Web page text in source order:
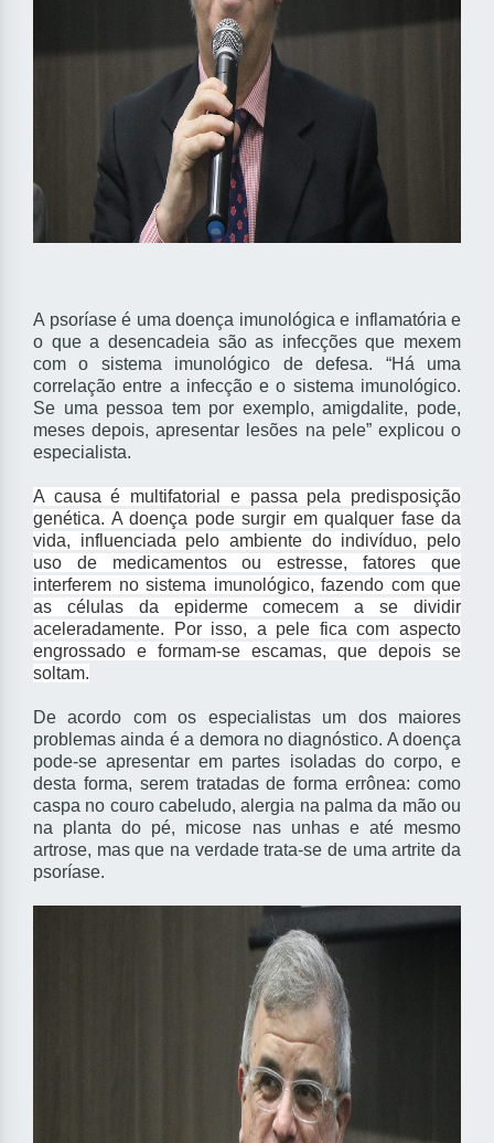
A psoríase é uma doença imunológica e inflamatória e
o que a desencadeia são as infecções que mexem
com o sistema imunológico de defesa. “Há uma
correlação entre a infecção e o sistema imunológico.
Se uma pessoa tem por exemplo, amigdalite, pode,
meses depois, apresentar lesões na pele” explicou o
especialista.
A causa é multifatorial e passa pela predisposição
genética. A doença pode surgir em qualquer fase da
vida, influenciada pelo ambiente do indivíduo, pelo
uso de medicamentos ou estresse, fatores que
interferem no sistema imunológico, fazendo com que
as células da epiderme comecem a se dividir
aceleradamente. Por isso, a pele fica com aspecto
engrossado e formam-se escamas, que depois se
soltam.
De acordo com os especialistas um dos maiores
problemas ainda é a demora no diagnóstico. A doença
pode-se apresentar em partes isoladas do corpo, e
desta forma, serem tratadas de forma errônea: como
caspa no couro cabeludo, alergia na palma da mão ou
na planta do pé, micose nas unhas e até mesmo
artrose, mas que na verdade trata-se de uma artrite da
psoríase.